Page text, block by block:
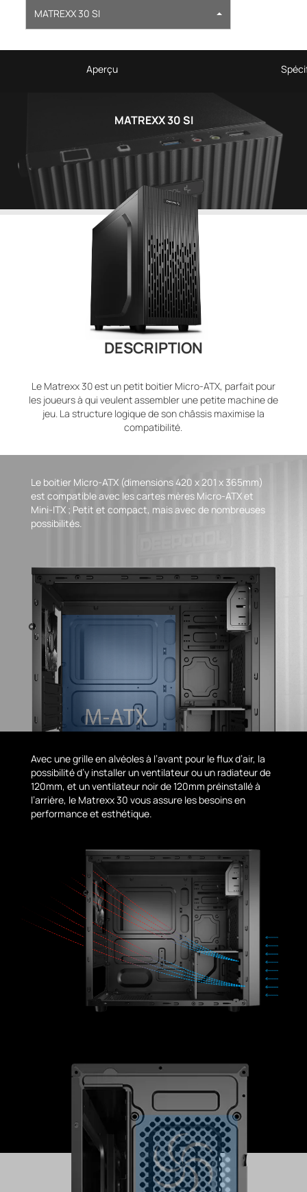
MATREXX 30 SI
Aperçu
MATREXX 30 SI
DESCRIPTION
Le Matrexx 30 est un petit boitier Micro-ATX, parfait pour
les joueurs à qui veulent assembler une petite machine de
jeu. La structure logique de son châssis maximise la
compatibilité.
Le boitier Micro-ATX (dimensions 420 x 201 x 365mm)
est compatible avec les cartes mères Micro-ATX et
Mini-ITX ; Petit et compact, mais avec de nombreuses
possibilités.
Avec une grille en alvéoles à l’avant pour le flux d’air, la
possibilité d’y installer un ventilateur ou un radiateur de
120mm, et un ventilateur noir de 120mm préinstallé à
l’arrière, le Matrexx 30 vous assure les besoins en
performance et esthétique.